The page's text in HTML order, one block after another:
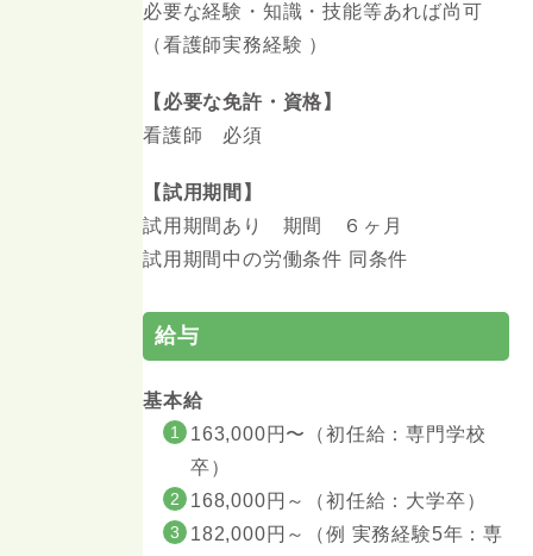
必要な経験・知識・技能等あれば尚可
（看護師実務経験 ）
【必要な免許・資格】
看護師 必須
【試用期間】
試用期間あり 期間 ６ヶ月
試用期間中の労働条件 同条件
給与
基本給
163,000円〜（初任給：専門学校
卒）
168,000円～（初任給：大学卒）
182,000円～（例 実務経験5年：専